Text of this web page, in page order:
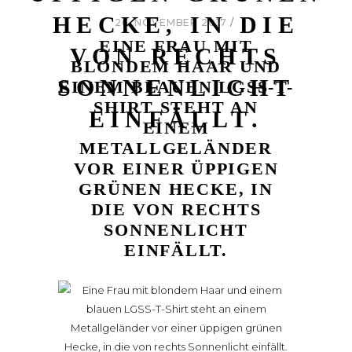
HECKE, IN DIE
VON RECHTS
SONNENLICHT
EINFÄLLT.
26. NOVEMBER 2017
EINE FRAU MIT
BLONDEM HAAR UND
EINEM BLAUEN LGSS-T-
SHIRT STEHT AN
EINEM
METALLGELÄNDER
VOR EINER ÜPPIGEN
GRÜNEN HECKE, IN
DIE VON RECHTS
SONNENLICHT
EINFÄLLT.